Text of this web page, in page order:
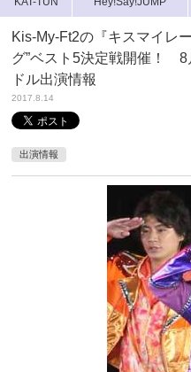
Kis-My-Ft2の『キスマイレ
グ”ベスト5決定戦開催！ 8
ドル出演情報
2017.8.14
出演情報